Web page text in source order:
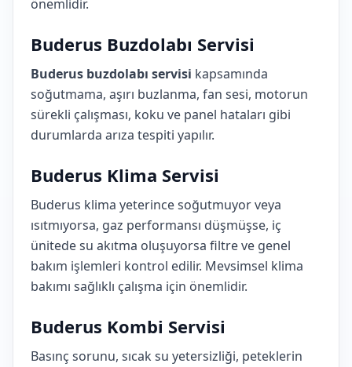
önemlidir.
Buderus Buzdolabı Servisi
Buderus buzdolabı servisi kapsamında
soğutmama, aşırı buzlanma, fan sesi, motorun
sürekli çalışması, koku ve panel hataları gibi
durumlarda arıza tespiti yapılır.
Buderus Klima Servisi
Buderus klima yeterince soğutmuyor veya
ısıtmıyorsa, gaz performansı düşmüşse, iç
ünitede su akıtma oluşuyorsa filtre ve genel
bakım işlemleri kontrol edilir. Mevsimsel klima
bakımı sağlıklı çalışma için önemlidir.
Buderus Kombi Servisi
Basınç sorunu, sıcak su yetersizliği, peteklerin